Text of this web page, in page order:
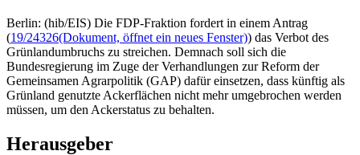
Berlin: (hib/EIS) Die FDP-Fraktion fordert in einem Antrag
(19/24326(Dokument, öffnet ein neues Fenster)) das Verbot des
Grünlandumbruchs zu streichen. Demnach soll sich die
Bundesregierung im Zuge der Verhandlungen zur Reform der
Gemeinsamen Agrarpolitik (GAP) dafür einsetzen, dass künftig als
Grünland genutzte Ackerflächen nicht mehr umgebrochen werden
müssen, um den Ackerstatus zu behalten.
Herausgeber